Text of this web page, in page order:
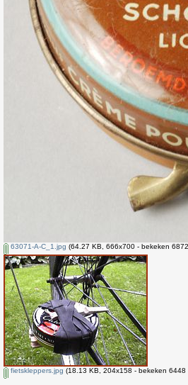
63071-A-C_1.jpg (64.27 KB, 666x700 - bekeken
fietskleppers.jpg (18.13 KB, 204x158 - bekeken 6448